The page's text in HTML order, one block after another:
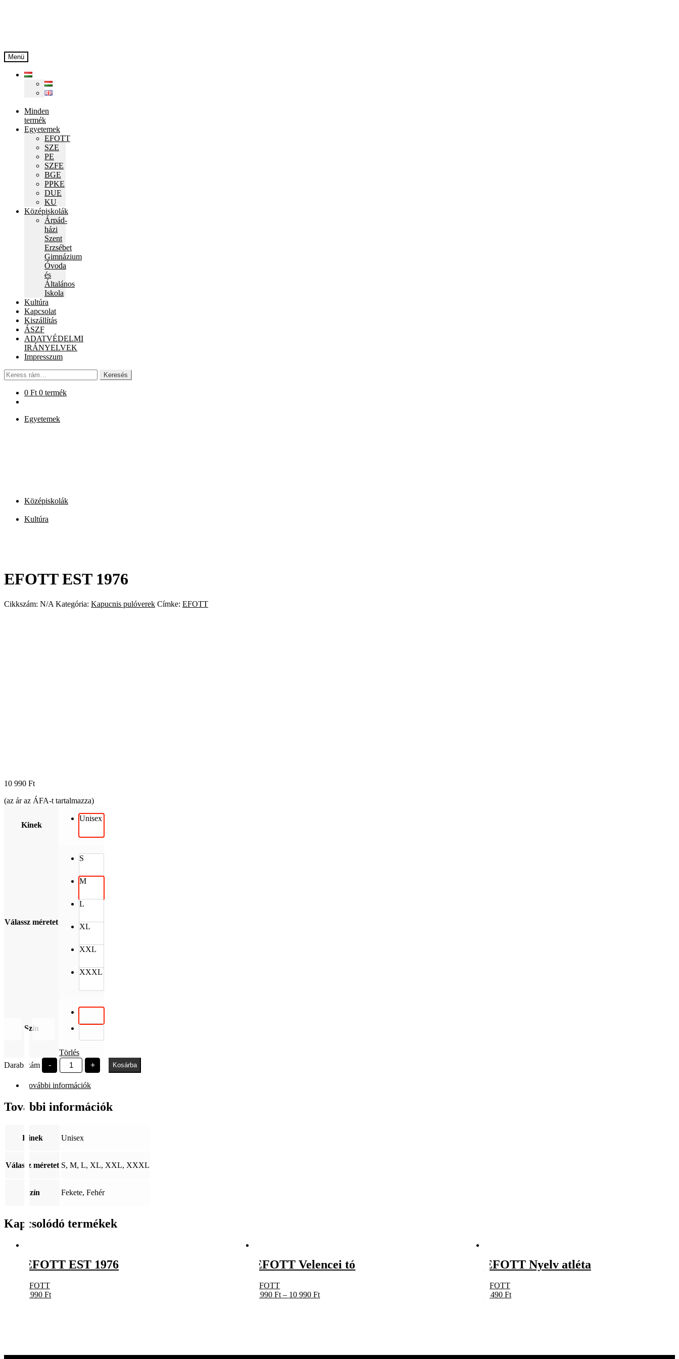
Menü
Minden
termék
Egyetemek
EFOTT
SZE
PE
SZFE
BGE
PPKE
DUE
KU
Középiskolák
Árpád-
házi
Szent
Erzsébet
Gimnázium
Óvoda
és
Általános
Iskola
Kultúra
Kapcsolat
Kiszállítás
ÁSZF
ADATVÉDELMI
IRÁNYELVEK
Impresszum
Keresés
a
következőre:
Keresés
0 Ft 0 termék
Egyetemek
Középiskolák
Kultúra
EFOTT EST 1976
Cikkszám: N/A Kategória: Kapucnis pulóverek Címke: EFOTT
10 990 Ft
(az ár az ÁFA-t tartalmazza)
Kinek
Unisex
Válassz méretet
S
M
L
XL
XXL
XXXL
Szín
Törlés
Darabszám
-
EFOTT
EST
mennyiség
+ Kosárba
További információk
További információk
Kinek Unisex
Válassz méretet S, M, L, XL, XXL, XXXL
Szín Fekete, Fehér
Kapcsolódó termékek
EFOTT EST 1976
EFOTT
5 990 Ft
EFOTT Velencei tó
EFOTT
9 990Ft – 10 990FtÁrtartomány:
EFOTT Nyelv atléta
EFOTT
5 490 Ft